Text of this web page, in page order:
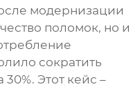
модернизации
поломок, но и
сократить
Этот кейс –